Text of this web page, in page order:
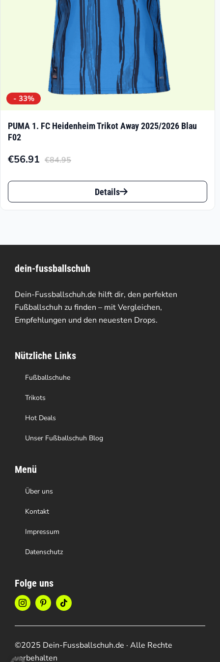
Produktseite
- 33%
PUMA 1. FC Heidenheim Trikot Away 2025/2026 Blau
F02
€84.95
Ursprünglicher
Preis
€84.95
€56.91
Aktueller
Preis
€56.91.
Dieses
Produkt
auf.
Die
Optionen
können
der
Produktseite
gewählt
werden
Details
dein-fussballschuh
Dein-Fussballschuh.de hilft dir, den perfekten
Fußballschuh zu finden – mit Vergleichen,
Empfehlungen und den neuesten Drops.
Nützliche Links
Fußballschuhe
Trikots
Hot Deals
Unser Fußballschuh Blog
Menü
Über uns
Kontakt
Impressum
Datenschutz
Folge uns
©2025 Dein-Fussballschuh.de · Alle Rechte
vorbehalten